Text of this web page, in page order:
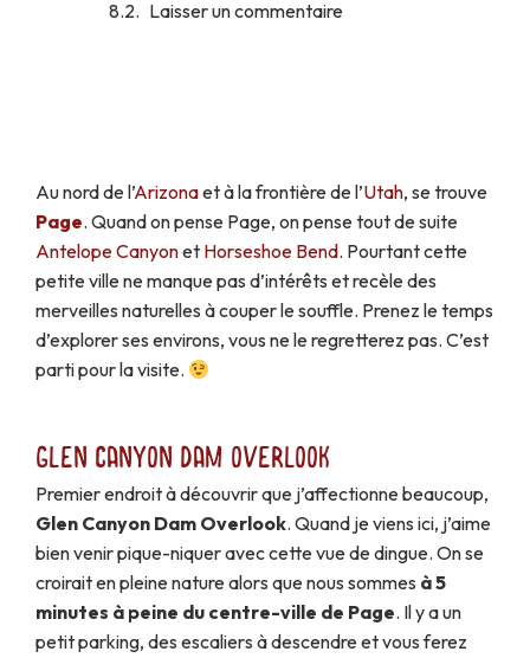
Laisser un commentaire
Au nord de l’Arizonaet à la frontière de l’Utah, se trouve
Page. Quand on pense Page, on pense tout de suite
Antelope Canyonet Horseshoe Bend. Pourtant cette
petite ville ne manque pas d’intérêts et recèle des
merveilles naturelles à couper le souffle. Prenez le temps
d’explorer ses environs, vous ne le regretterez pas. C’est
parti pour la visite.
Glen Canyon Dam Overlook
Premier endroit à découvrir que j’affectionne beaucoup,
Glen Canyon Dam Overlook. Quand je viens ici, j’aime
bien venir pique-niquer avec cette vue de dingue. On se
croirait en pleine nature alors que nous sommes à 5
minutes à peine du centre-ville de Page. Il y a un
petit parking, des escaliers à descendre et vous ferez